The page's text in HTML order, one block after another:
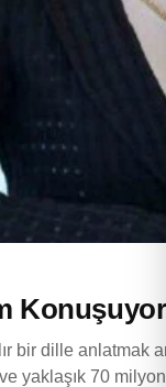
bir dille
yaklaşık 70